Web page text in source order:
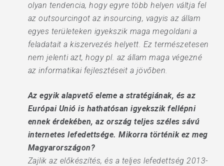
olyan tendencia, hogy egyre több helyen váltja fel
az outsourcingot az insourcing, vagyis az állam
egyes területeken igyekszik maga megoldani a
feladatait a kiszervezés helyett. Ez természetesen
nem jelenti azt, hogy pl. az állam maga végezné
az informatikai fejlesztéseit a jövőben.
Az egyik alapvető eleme a stratégiának, és az
Európai Unió is hathatósan igyekszik fellépni
ennek érdekében, az ország teljes széles sávú
internetes lefedettsége. Mikorra történik ez meg
Magyarországon?
Zajlik az előkészítés, és a teljes lefedettség 2013-